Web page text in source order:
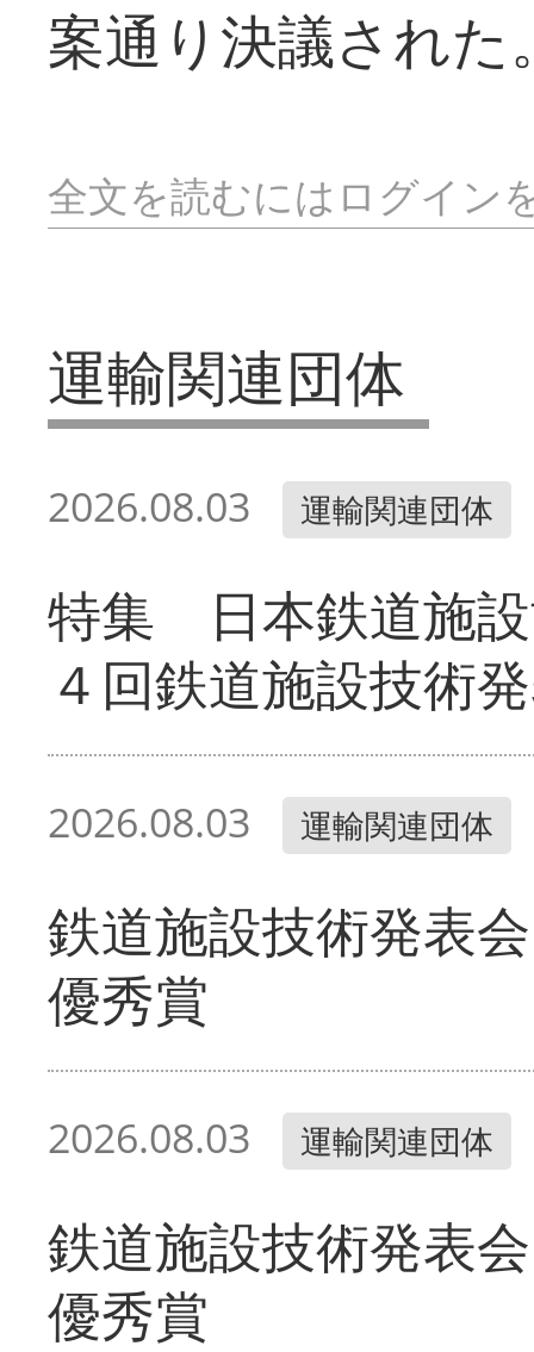
案通り決議された
全文を読むにはログイン
運輸関連団体
2026.08.03 運輸関連団体
特集 日本鉄道施
４回鉄道施設技術
2026.08.03 運輸関連団体
鉄道施設技術発表
優秀賞
2026.08.03 運輸関連団体
鉄道施設技術発表
優秀賞